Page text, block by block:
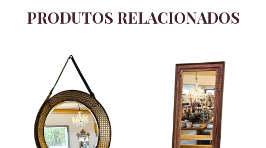
PRODUTOS RELACIONADOS